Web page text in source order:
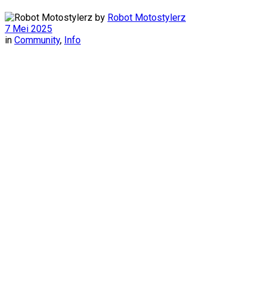
by Robot Motostylerz
7 Mei 2025
in Community, Info